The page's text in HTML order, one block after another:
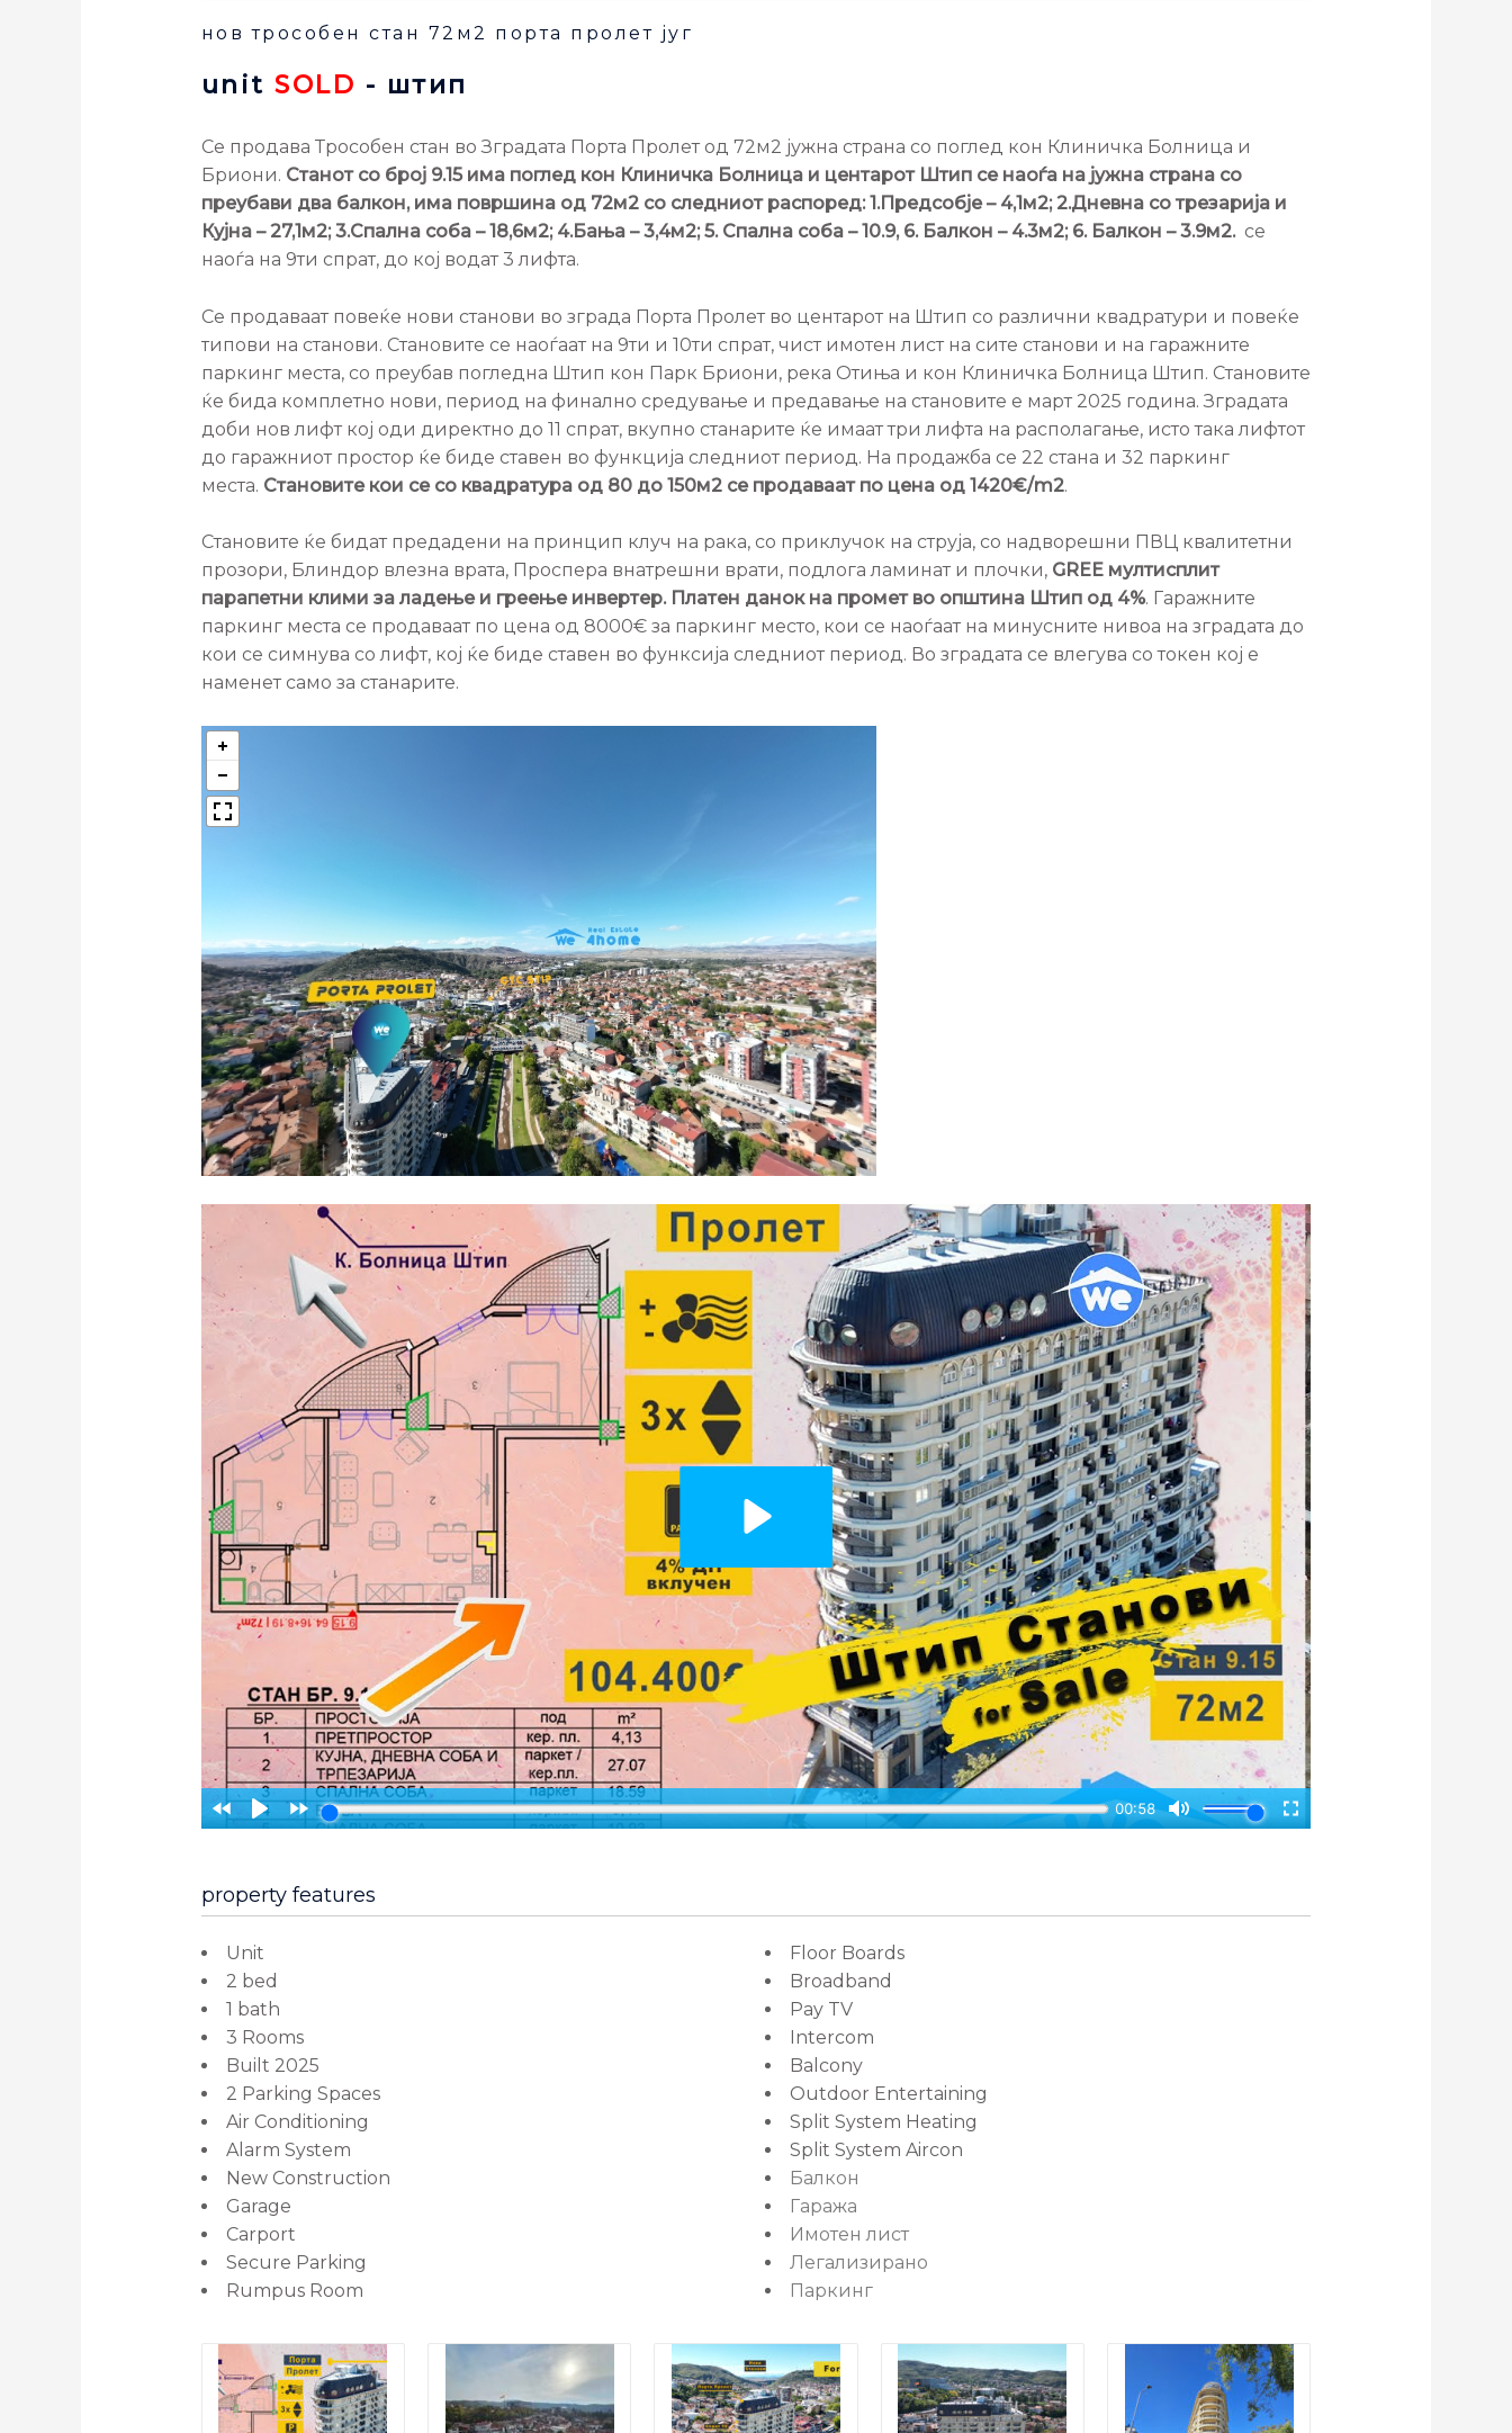
нов трособен стан 72м2 порта пролет југ
unit SOLD - штип
Се продава Трособен стан во Зградата Порта Пролет од 72м2 јужна страна со поглед кон Клиничка Болница и
Бриони. Станот со број 9.15 има поглед кон Клиничка Болница и центарот Штип се наоѓа на јужна страна со
преубави два балкон, има површина од 72м2 со следниот распоред: 1.Предсобје – 4,1м2; 2.Дневна со трезарија и
Кујна – 27,1м2; 3.Спална соба – 18,6м2; 4.Бања – 3,4м2; 5. Спална соба – 10.9, 6. Балкон – 4.3м2; 6. Балкон – 3.9м2. се
наоѓа на 9ти спрат, до кој водат 3 лифта.
Се продаваат повеќе нови станови во зграда Порта Пролет во центарот на Штип со различни квадратури и повеќе
типови на станови. Становите се наоѓаат на 9ти и 10ти спрат, чист имотен лист на сите станови и на гаражните
паркинг места, со преубав погледна Штип кон Парк Бриони, река Отиња и кон Клиничка Болница Штип. Становите
ќе бида комплетно нови, период на финално средување и предавање на становите е март 2025 година. Зградата
доби нов лифт кој оди директно до 11 спрат, вкупно станарите ќе имаат три лифта на располагање, исто така лифтот
до гаражниот простор ќе биде ставен во функција следниот период. На продажба се 22 стана и 32 паркинг
места. Становите кои се со квадратура од 80 до 150м2 се продаваат по цена од 1420€/m2.
Становите ќе бидат предадени на принцип клуч на рака, со приклучок на струја, со надворешни ПВЦ квалитетни
прозори, Блиндор влезна врата, Проспера внатрешни врати, подлога ламинат и плочки, GREE мултисплит
парапетни клими за ладење и греење инвертер. Платен данок на промет во општина Штип од 4%. Гаражните
паркинг места се продаваат по цена од 8000€ за паркинг место, кои се наоѓаат на минусните нивоа на зградата до
кои се симнува со лифт, кој ќе биде ставен во функсија следниот период. Во зградата се влегува со токен кој е
наменет само за станарите.
property features
Unit
2 bed
1 bath
3 Rooms
Built 2025
2 Parking Spaces
Air Conditioning
Alarm System
New Construction
Garage
Carport
Secure Parking
Rumpus Room
Floor Boards
Broadband
Pay TV
Intercom
Balcony
Outdoor Entertaining
Split System Heating
Split System Aircon
Балкон
Гаража
Имотен лист
Легализирано
Паркинг